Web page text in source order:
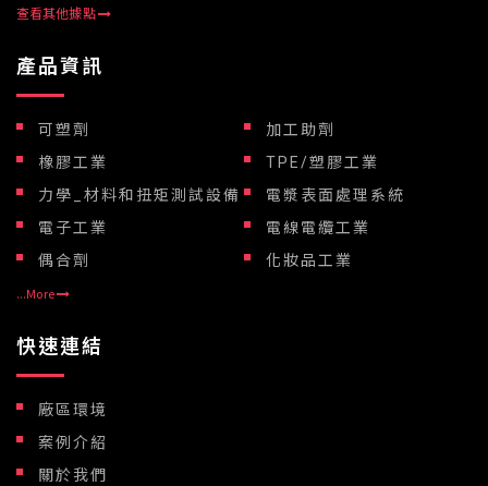
查看其他據點
產品資訊
可塑劑
加工助劑
橡膠工業
TPE/塑膠工業
力學_材料和扭矩測試設備
電漿表面處理系統
電子工業
電線電纜工業
偶合劑
化妝品工業
...More
快速連結
廠區環境
案例介紹
關於我們